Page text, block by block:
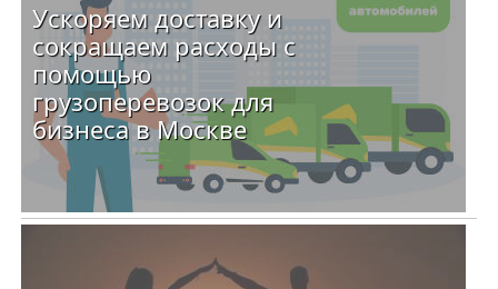
Ускоряем доставку и
сокращаем расходы с
помощью
грузоперевозок для
бизнеса в Москве